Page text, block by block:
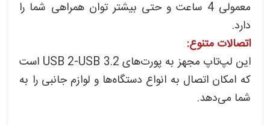
معمولی 4 ساعت و حتی بیشتر
توان همراهی شما را
دارد.
اتصالات متنوع:
این لپ‌تاپ مجهز به پورت‌های USB 2-USB 3.2 است
که امکان اتصال به انواع دستگاه‌ها و لوازم جانبی را به
شما می‌دهد.